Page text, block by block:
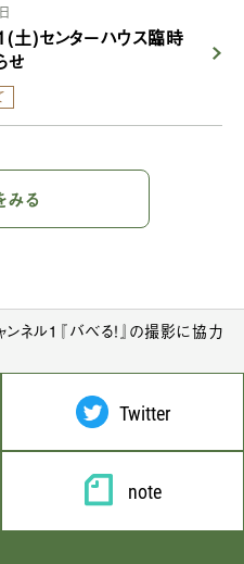
土)センターハウス臨時
せ
みる
ネル１『バベる！』の撮影に協力
Twitter
note